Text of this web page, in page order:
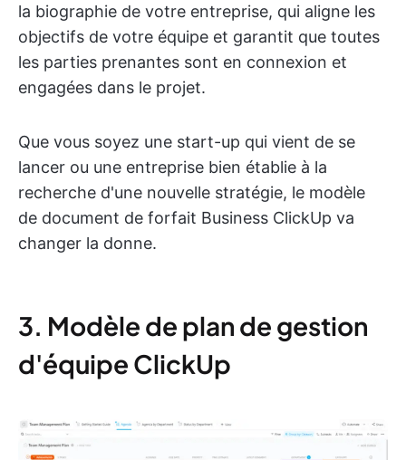
la biographie de votre entreprise, qui aligne les
objectifs de votre équipe et garantit que toutes
les parties prenantes sont en connexion et
engagées dans le projet.
Que vous soyez une start-up qui vient de se
lancer ou une entreprise bien établie à la
recherche d'une nouvelle stratégie, le modèle
de document de forfait Business ClickUp va
changer la donne.
3. Modèle de plan de gestion
d'équipe ClickUp